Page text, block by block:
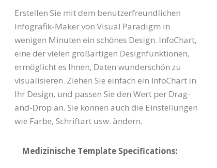
Erstellen Sie mit dem benutzerfreundlichen
Infografik-Maker von Visual Paradigm in
wenigen Minuten ein schönes Design. InfoChart,
eine der vielen großartigen Designfunktionen,
ermöglicht es Ihnen, Daten wunderschön zu
visualisieren. Ziehen Sie einfach ein InfoChart in
Ihr Design, und passen Sie den Wert per Drag-
and-Drop an. Sie können auch die Einstellungen
wie Farbe, Schriftart usw. ändern.
Medizinische Template Specifications: